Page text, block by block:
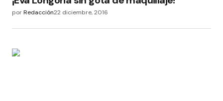
porRedacción22 diciembre, 2016